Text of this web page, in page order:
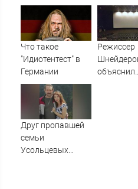
последние
новости на 7
августа 2026 и
прогнозы
из-за
группы
Что такое
"Идиотентест" в
Германии
Режиссер
объяснил
Друг пропавшей
семьи
Усольцевых